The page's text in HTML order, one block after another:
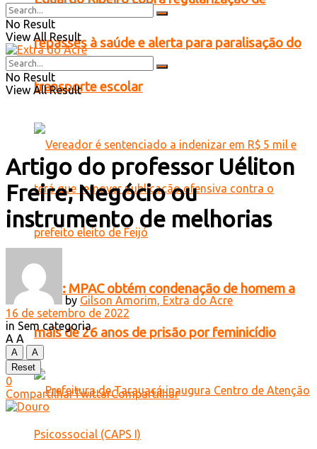
repasses à saúde e alerta para paralisação do
transporte escolar
Feijó: MPAC obtém condenação de homem a
mais de 26 anos de prisão por feminicídio
No Result
View All Result
No Result
View All Result
Artigo do professor Uéliton
Freire; Negócio ou
instrumento de melhorias
by Gilson Amorim, Extra do Acre
16 de setembro de 2022
in Sem categoria
A A
A
A
Reset
0
CompartilharTwittarCompartilhar